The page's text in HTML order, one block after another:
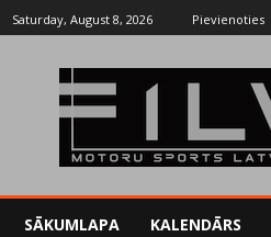
Saturday, August 8, 2026 Pievienoties
SĀKUMLAPA KALENDĀRS